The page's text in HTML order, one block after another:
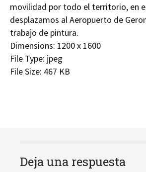
movilidad por todo el territorio, en
desplazamos al Aeropuerto de
trabajo de pintura.
Dimensions: 1200 x 1600
File Type: jpeg
File Size: 467 KB
Deja una respuesta